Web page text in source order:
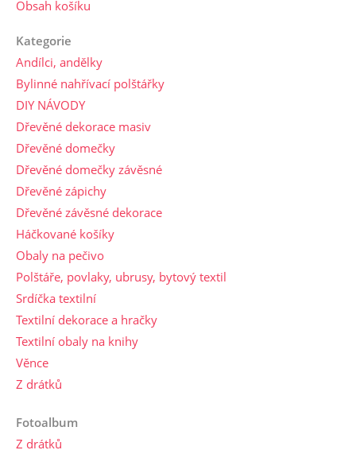
Obsah košíku
Kategorie
Andílci, andělky
Bylinné nahřívací polštářky
DIY NÁVODY
Dřevěné dekorace masiv
Dřevěné domečky
Dřevěné domečky závěsné
Dřevěné zápichy
Dřevěné závěsné dekorace
Háčkované košíky
Obaly na pečivo
Polštáře, povlaky, ubrusy, bytový textil
Srdíčka textilní
Textilní dekorace a hračky
Textilní obaly na knihy
Věnce
Z drátků
Fotoalbum
Z drátků